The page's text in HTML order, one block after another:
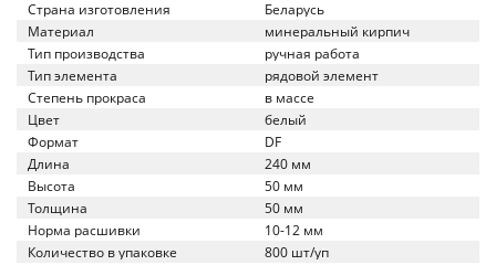
Страна изготовления
Беларусь
Материал
минеральный кирпич
Тип производства
ручная работа
Тип элемента
рядовой элемент
Степень прокраса
в массе
Цвет
белый
Формат
DF
Длина
240 мм
Высота
50 мм
Толщина
50 мм
Норма расшивки
10-12 мм
Количество в упаковке
800 шт/уп